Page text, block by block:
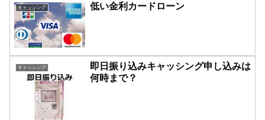
キャッシング 低い金利カードローン
キャッシング
即日振り込みキャッシング申し込みは
何時まで？